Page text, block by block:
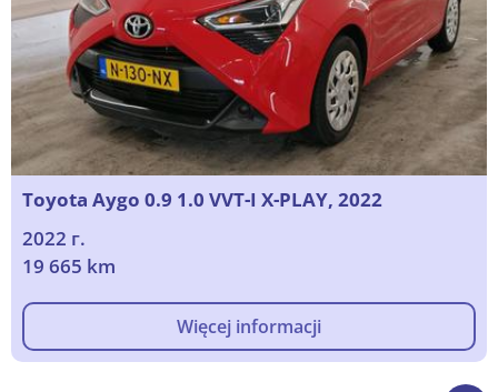
Toyota Aygo 0.9 1.0 VVT-I X-PLAY, 2022
2022 г.
19 665 km
Więcej informacji